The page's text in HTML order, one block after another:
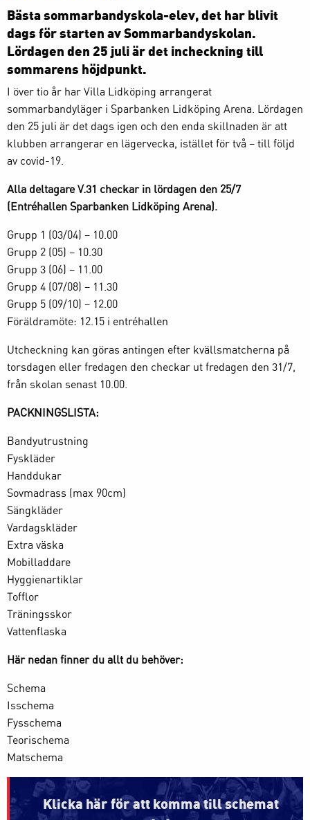
Bästa sommarbandyskola-elev, det har blivit
dags för starten av Sommarbandyskolan.
Lördagen den 25 juli är det incheckning till
sommarens höjdpunkt.
I över tio år har Villa Lidköping arrangerat
sommarbandyläger i Sparbanken Lidköping Arena. Lördagen
den 25 juli är det dags igen och den enda skillnaden är att
klubben arrangerar en lägervecka, istället för två – till följd
av covid-19.
Alla deltagare V.31 checkar in lördagen den 25/7
(Entréhallen Sparbanken Lidköping Arena).
Grupp 1 (03/04) – 10.00
Grupp 2 (05) – 10.30
Grupp 3 (06) – 11.00
Grupp 4 (07/08) – 11.30
Grupp 5 (09/10) – 12.00
Föräldramöte: 12.15 i entréhallen
Utcheckning kan göras antingen efter kvällsmatcherna på
torsdagen eller fredagen den checkar ut fredagen den 31/7,
från skolan senast 10.00.
PACKNINGSLISTA:
Bandyutrustning
Fyskläder
Handdukar
Sovmadrass (max 90cm)
Sängkläder
Vardagskläder
Extra väska
Mobilladdare
Hyggienartiklar
Tofflor
Träningsskor
Vattenflaska
Här nedan finner du allt du behöver:
Schema
Isschema
Fysschema
Teorischema
Matschema
Klicka här för att komma till schemat